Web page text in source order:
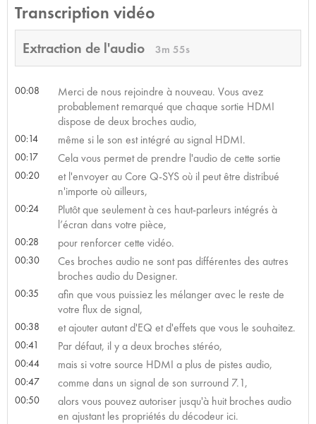
Transcription vidéo
Extraction de l'audio 3m 55s
00:08
Merci de nous rejoindre à nouveau. Vous avez
probablement remarqué que chaque sortie HDMI
dispose de deux broches audio,
00:14 même si le son est intégré au signal HDMI.
00:17 Cela vous permet de prendre l'audio de cette sortie
00:20
et l'envoyer au Core Q-SYS où il peut être distribué
n'importe où ailleurs,
00:24
Plutôt que seulement à ces haut-parleurs intégrés à
l’écran dans votre pièce,
00:28 pour renforcer cette vidéo.
00:30
Ces broches audio ne sont pas différentes des autres
broches audio du Designer.
00:35
afin que vous puissiez les mélanger avec le reste de
votre flux de signal,
00:38 et ajouter autant d'EQ et d'effets que vous le souhaitez.
00:41 Par défaut, il y a deux broches stéréo,
00:44 mais si votre source HDMI a plus de pistes audio,
00:47 comme dans un signal de son surround 7.1,
00:50
alors vous pouvez autoriser jusqu'à huit broches audio
en ajustant les propriétés du décodeur ici.